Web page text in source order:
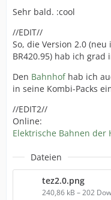
Sehr bald. :cool
//EDIT//
So, die Version 2.0
BR420.95) hab ich grad
Den Bahnhofhab ich
in seine Kombi-Packs
//EDIT2//
Online:
Elektrische Bahnen der
Dateien
tez2.0.png
240,86 kB – 202